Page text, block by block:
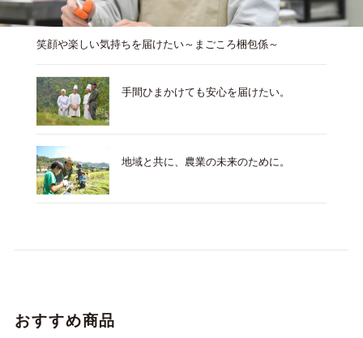
笑顔や楽しい気持ちを届けたい～まごころ梱包係～
手間ひまかけても安心を届けたい。
地域と共に、農業の未来のために。
おすすめ商品